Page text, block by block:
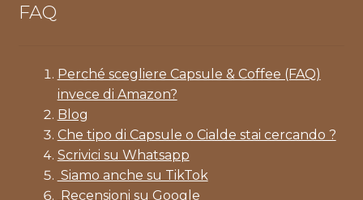
FAQ
Perché scegliere Capsule & Coffee (FAQ)
invece di Amazon?
Blog
Che tipo di Capsule o Cialde stai cercando ?
Scrivici su Whatsapp
Siamo anche su TikTok
Recensioni su Google